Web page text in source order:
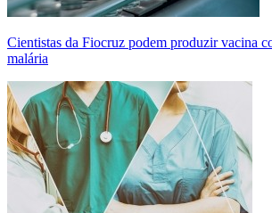
Cientistas da Fiocruz podem produzir vacina
malária